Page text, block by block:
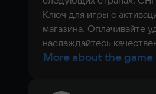
Ключ для игры с
магазина. Оплачивайте
наслаждайтесь
More about the game